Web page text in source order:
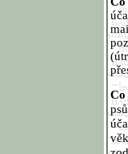
Co